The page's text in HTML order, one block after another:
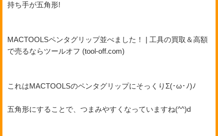
持ち手が五角形!
MACTOOLSペンタグリップ並べました！ | 工具の買取＆高額
で売るならツールオフ (tool-off.com)
これはMACTOOLSのペンタグリップにそっくりΣ(･ω･ﾉ)ﾉ
五角形にすることで、つまみやすくなっていますね(^^)d